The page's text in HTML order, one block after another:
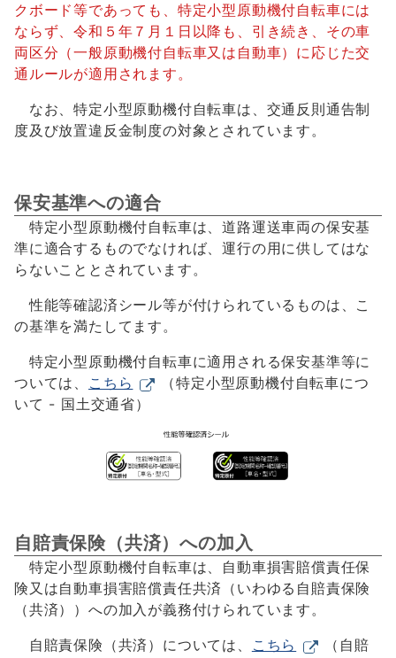
クボード等であっても、特定小型原動機付自転車には
ならず、令和５年７月１日以降も、引き続き、その車
両区分（一般原動機付自転車又は自動車）に応じた交
通ルールが適用されます。
なお、特定小型原動機付自転車は、交通反則通告制
度及び放置違反金制度の対象とされています。
保安基準への適合
特定小型原動機付自転車は、道路運送車両の保安基
準に適合するものでなければ、運行の用に供してはな
らないこととされています。
性能等確認済シール等が付けられているものは、こ
の基準を満たしてます。
特定小型原動機付自転車に適用される保安基準等に
ついては、 こちら
（特定小型原動機付自転車につ
いて - 国土交通省）
自賠責保険（共済）への加入
特定小型原動機付自転車は、自動車損害賠償責任保
険又は自動車損害賠償責任共済（いわゆる自賠責保険
（共済））への加入が義務付けられています。
自賠責保険（共済）については、
こちら
（自賠